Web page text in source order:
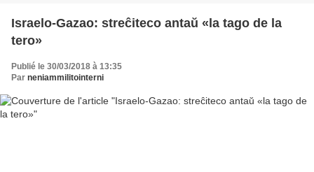
Israelo-Gazao: streĉiteco antaŭ «la tago de la
tero»
Publié le 30/03/2018 à 13:35
Par neniammilitointerni